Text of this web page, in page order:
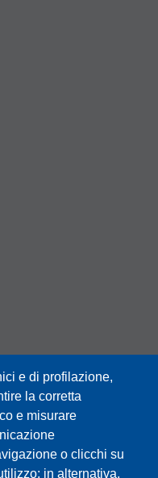
e di profilazione,
la corretta
e misurare
o clicchi su
in alternativa,